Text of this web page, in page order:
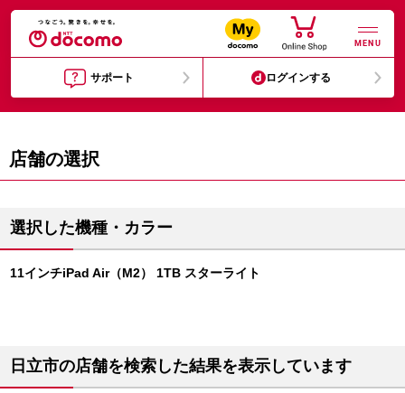
MENU
サポート ログインする
店舗の選択
選択した機種・カラー
11インチiPad Air（M2） 1TB スターライト
日立市の店舗を検索した結果を表示しています